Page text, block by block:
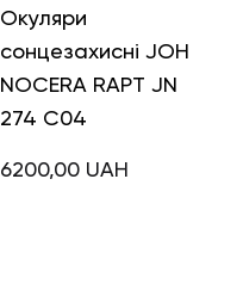
Окуляри
сонцезахисні JOH
NOCERA RAPT JN
274 C04
6200,00 UAH